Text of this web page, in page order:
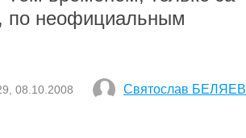
по неофициальным
08.10.2008 Святослав БЕЛЯЕВ